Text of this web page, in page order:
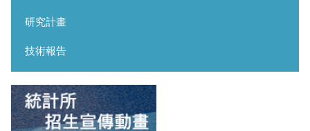
研究計畫
技術報告